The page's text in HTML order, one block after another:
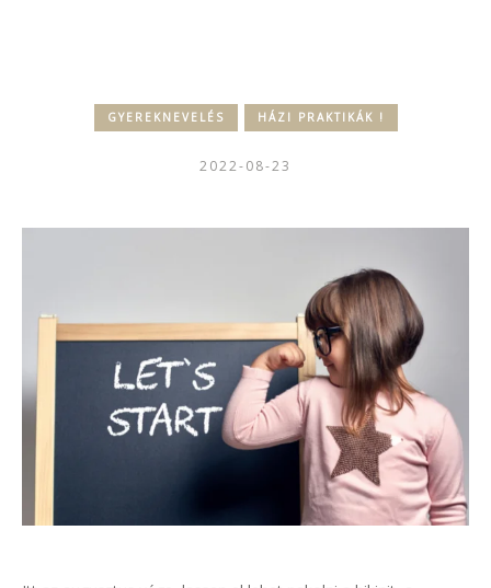
GYEREKNEVELÉS HÁZI PRAKTIKÁK !
2022-08-23